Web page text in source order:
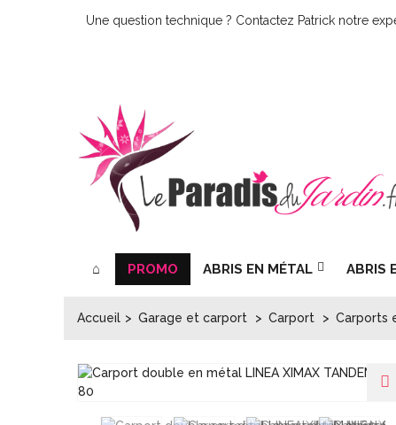
Une question technique ? Contactez Patrick notre
PROMO ABRIS EN MÉTAL ABRIS
Accueil > Garage et carport > Carport > Carports